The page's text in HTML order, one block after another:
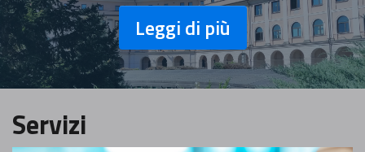
Leggi di più
Servizi